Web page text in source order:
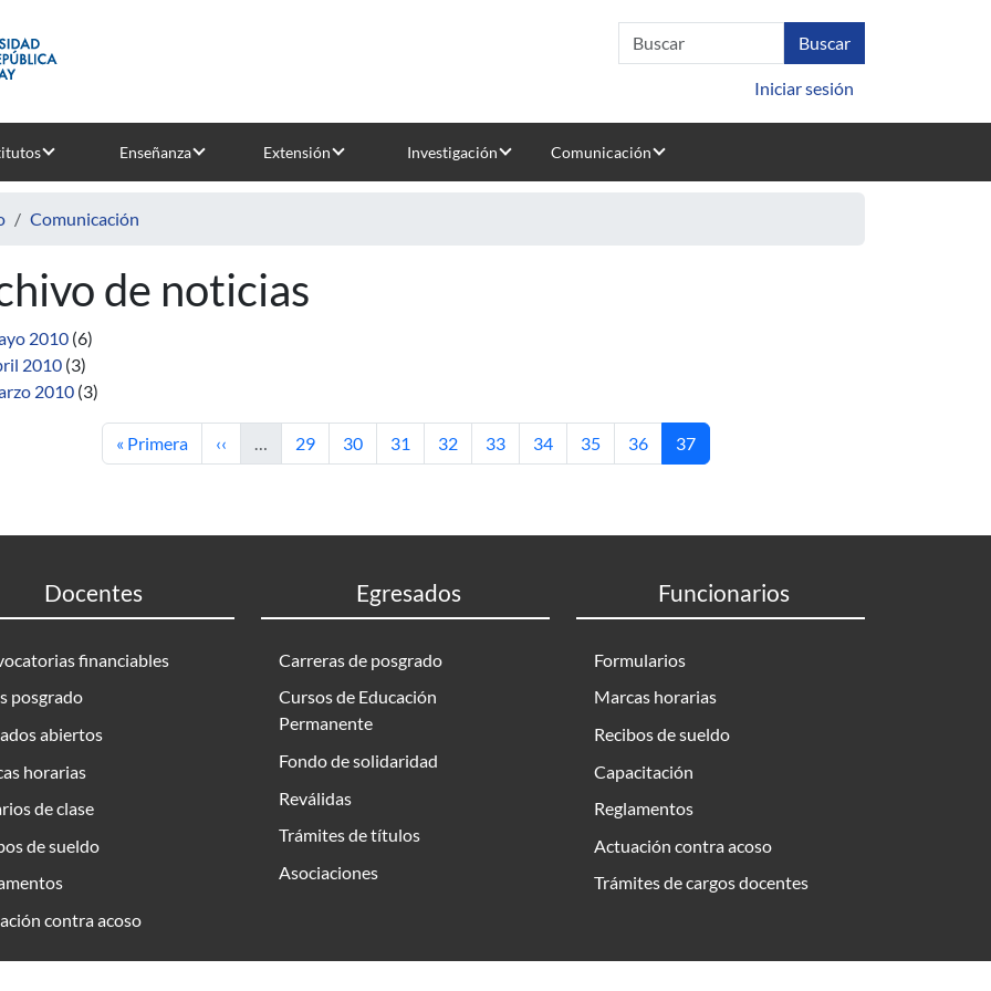
Iniciar sesión
Enseñanza Extensión Investigación Comunicación
Comunicación
de noticias
2010 (6)
2010 (3)
2010 (3)
Primera página
« Primera Página anterior
‹‹ … Página
29 Página
30 Página
31 Página
32 Página
33 Página
34 Página
35 Página
36 Página actual
37
Docentes
financiables
posgrado
abiertos
horarias
de clase
de sueldo
contra acoso
Egresados
Carreras de posgrado
Cursos de Educación
Permanente
Fondo de solidaridad
Reválidas
Trámites de títulos
Asociaciones
Funcionarios
Formularios
Marcas horarias
Recibos de sueldo
Capacitación
Reglamentos
Actuación contra acoso
Trámites de cargos docentes